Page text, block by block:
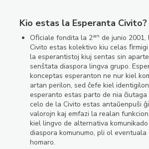
Kio estas la Esperanta Civito?
Oﬁciale fondita la 2an de junio 2001,
Civito estas kolektivo kiu celas
la esperantistoj kiuj sentas sin
senŝtata diaspora lingva grupo.
konceptas esperanton ne nur kiel
artan perilon, sed ĉefe kiel
esperanto estas parto de nia
celo de la Civito estas antaŭenpuŝi
valorojn kaj emfazi la realan
kiel lingvo de alternativa
diaspora komunumo, pli ol
homaro.